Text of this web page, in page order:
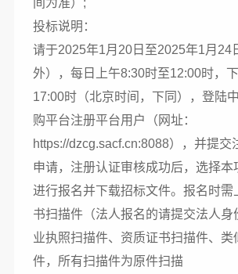
间为准）;
投标说明：
请于2025年1月20日至2025年1月24
外），每日上午8:30时至12:00时，
17:00时（北京时间，下同），登陆
购平台注册平台用户（网址：
https://dzcg.sacf.cn:8088），并提交
申请，注册认证审核成功后，选择本
进行报名并下载招标文件。报名时需
书扫描件（法人报名的请提交法人身
业执照扫描件、资质证书扫描件、类
件，所有扫描件为原件扫描